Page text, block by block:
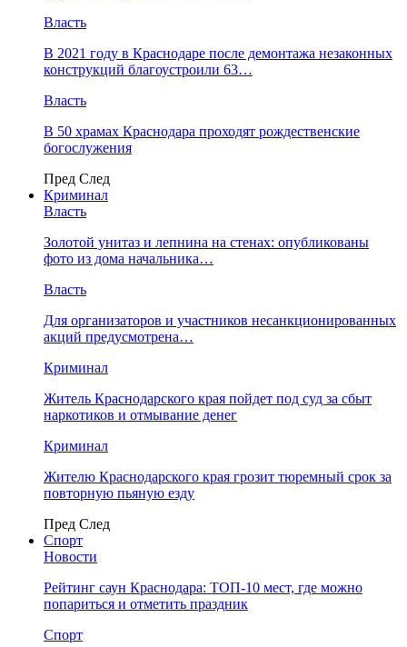
Власть
В 2021 году в Краснодаре после демонтажа незаконных
конструкций благоустроили 63…
Власть
В 50 храмах Краснодара проходят рождественские
богослужения
Пред След
Криминал
Власть
​Золотой унитаз и лепнина на стенах: опубликованы
фото из дома начальника…
Власть
Для организаторов и участников несанкционированных
акций предусмотрена…
Криминал
Житель Краснодарского края пойдет под суд за сбыт
наркотиков и отмывание денег
Криминал
Жителю Краснодарского края грозит тюремный срок за
повторную пьяную езду
Пред След
Спорт
Новости
Рейтинг саун Краснодара: ТОП-10 мест, где можно
попариться и отметить праздник
Спорт